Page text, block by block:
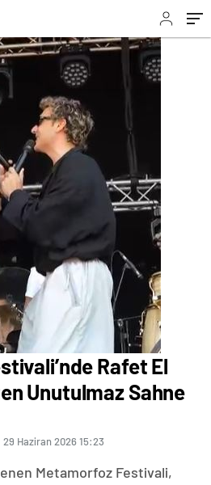
Rafet El
Unutulmaz Sahne
29 Haziran 2026 15:23
Metamorfoz Festivali,